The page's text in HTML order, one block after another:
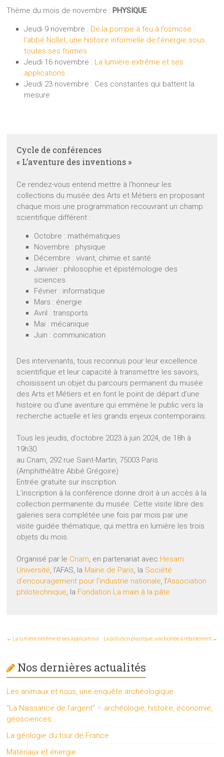
Thème du mois de novembre : PHYSIQUE
Jeudi 9 novembre : De la pompe à feu à l’osmose :
l’abbé Nollet, une histoire informelle de l’énergie sous
toutes ses formes
Jeudi 16 novembre : La lumière extrême et ses
applications
Jeudi 23 novembre : Ces constantes qui battent la
mesure
Cycle de conférences
« L’aventure des inventions »
Ce rendez-vous entend mettre à l’honneur les
collections du musée des Arts et Métiers en proposant
chaque mois une programmation recouvrant un champ
scientifique différent :
Octobre : mathématiques
Novembre : physique
Décembre : vivant, chimie et santé
Janvier : philosophie et épistémologie des
sciences
Février : informatique
Mars : énergie
Avril : transports
Mai : mécanique
Juin : communication
Des intervenants, tous reconnus pour leur excellence
scientifique et leur capacité à transmettre les savoirs,
choisissent un objet du parcours permanent du musée
des Arts et Métiers et en font le point de départ d’une
histoire ou d’une aventure qui emmène le public vers la
recherche actuelle et les grands enjeux contemporains.
Tous les jeudis, d’octobre 2023 à juin 2024, de 18h à
19h30
au Cnam, 292 rue Saint-Martin, 75003 Paris
(Amphithéâtre Abbé Grégoire)
Entrée gratuite sur inscription.
L’inscription à la conférence donne droit à un accès à la
collection permanente du musée. Cette visite libre des
galeries sera complétée une fois par mois par une
visite guidée thématique, qui mettra en lumière les trois
objets du mois.
Organisé par le Cnam , en partenariat avec Hesam
Université , l’AFAS, la Mairie de Paris , la Société
d’encouragement pour l’industrie nationale , l’Association
philotechnique , la Fondation La main à la pâte
← La lumière extrême et ses applications La pollution plastique, une bombe à retardement →
Nos dernières actualités
Les animaux et nous, une enquête archéologique
“La Naissance de l’argent” – archéologie, histoire, économie,
géosciences…
La géologie du tour de France
Matériaux et énergie